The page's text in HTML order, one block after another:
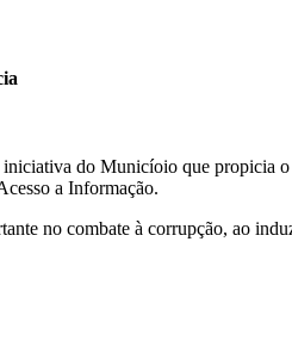
do Municíoio que propicia
a Informação.
no combate à corrupção, ao